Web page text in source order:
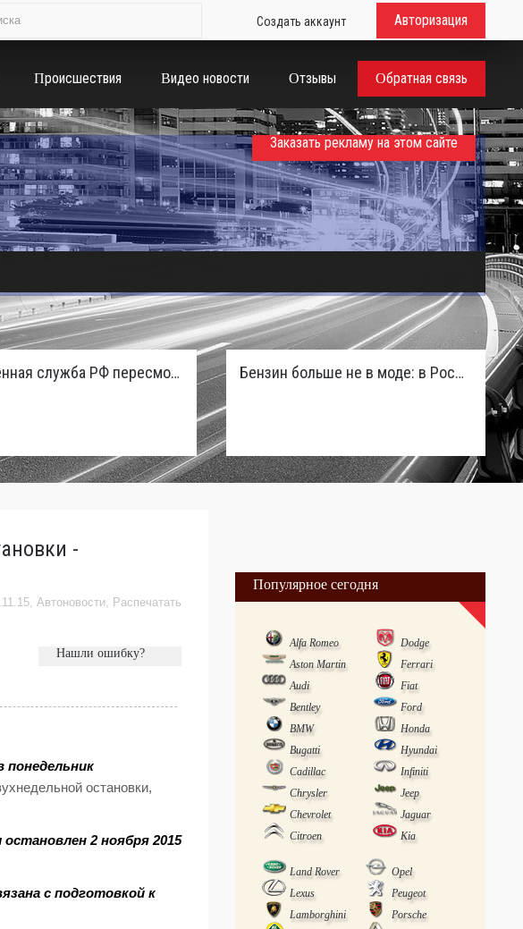
Создать аккаунт Авторизация
Происшествия Видео новости Отзывы Обратная связь
Заказать рекламу на этом сайте
Таможенная служба РФ пересмотрела правила ввоза машин из ЕАЭС и начисляет пени покупателям Бензин больше не в моде: в России зафиксирован взрывной отказ от двигателей внутреннего сгорания
-
Автоновости, Распечатать
Нашли ошибку?
понедельник
остановки,
2 ноября 2015
с подготовкой к
Популярное сегодня
Alfa Romeo
Dodge
Aston Martin
Ferrari
Audi
Fiat
Bentley
Ford
BMW
Honda
Bugatti
Hyundai
Cadillac
Infiniti
Chrysler
Jeep
Chevrolet
Jaguar
Citroen
Kia
Land Rover
Opel
Lexus
Peugeot
Lamborghini
Porsche